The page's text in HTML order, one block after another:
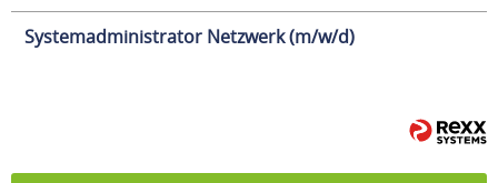
Systemadministrator Netzwerk (m/w/d)